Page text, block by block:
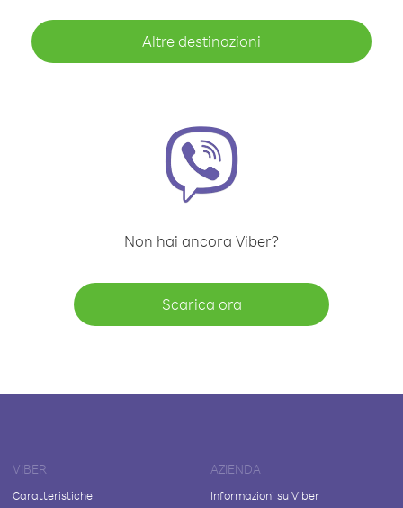
Altre destinazioni
Non hai ancora Viber?
Scarica ora
VIBER
Caratteristiche
AZIENDA
Informazioni su Viber